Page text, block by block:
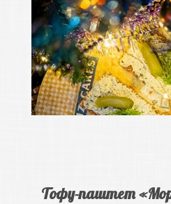
Тофу-паштет